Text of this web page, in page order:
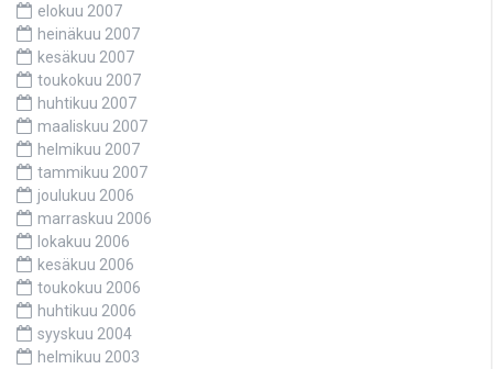
elokuu 2007
heinäkuu 2007
kesäkuu 2007
toukokuu 2007
huhtikuu 2007
maaliskuu 2007
helmikuu 2007
tammikuu 2007
joulukuu 2006
marraskuu 2006
lokakuu 2006
kesäkuu 2006
toukokuu 2006
huhtikuu 2006
syyskuu 2004
helmikuu 2003